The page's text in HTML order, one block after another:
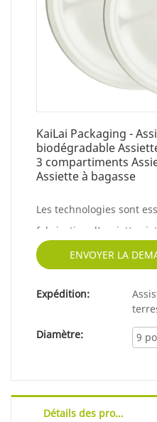
KaiLai Packaging -
biodégradable
3 compartiments
Assiette à bagasse
Les technologies sont
fabrication d'assiettes
biodégradables à 3
assiettes à pulpe de
ENVOYER LA
Expédition:
Diamètre:
9
Détails des produits